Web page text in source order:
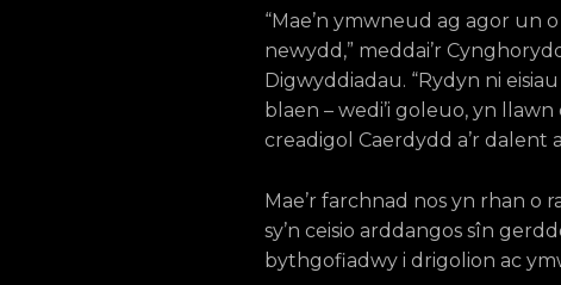
“Mae’n ymwneud ag agor un
newydd,” meddai’r
Digwyddiadau. “Rydyn ni
blaen – wedi’i goleuo, yn
creadigol Caerdydd a’r dalent
Mae’r farchnad nos yn rhan o
sy’n ceisio arddangos sîn
bythgofiadwy i drigolion ac